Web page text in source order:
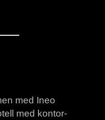
med Ineo
med kontor-